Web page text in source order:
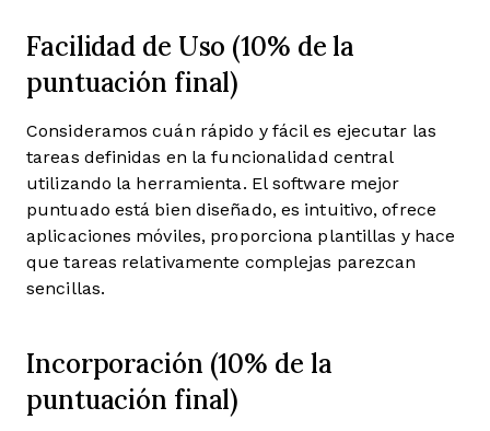
Facilidad de Uso (10% de la
puntuación final)
Consideramos cuán rápido y fácil es ejecutar las
tareas definidas en la funcionalidad central
utilizando la herramienta. El software mejor
puntuado está bien diseñado, es intuitivo, ofrece
aplicaciones móviles, proporciona plantillas y hace
que tareas relativamente complejas parezcan
sencillas.
Incorporación (10% de la
puntuación final)